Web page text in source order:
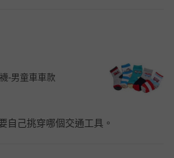
-男童車車款
自己挑穿哪個交通工具。